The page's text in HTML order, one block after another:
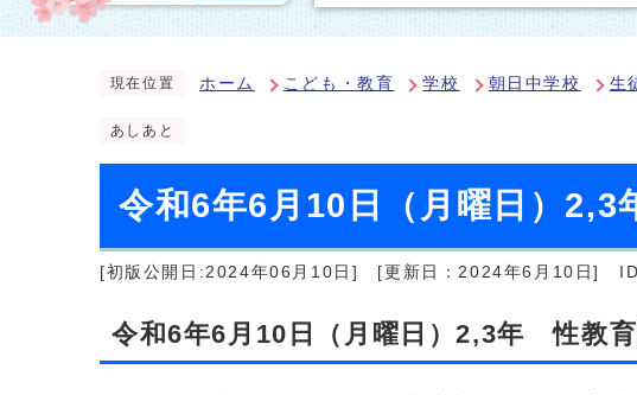
現在位置 ホーム こども・教育 学校 朝日中学校 生
あしあと
令和6年6月10日（月曜日）
[初版公開日:2024年06月10日] [更新日：2024年6月10日]
令和6年6月10日（月曜日）2,3年 性教